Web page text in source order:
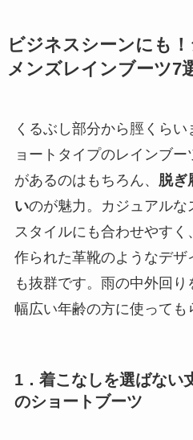
ビジネスシーンにも
メンズレインブーツ7
くるぶし部分から脛くら
ョートタイプのレインブ
があるのはもちろん、 脱ぎ
いのが魅力。カジュアルな
スタイルにも合わせやす
作られた革靴のようなデザ
も抜群です。雨の中外回り
幅広い年齢の方に使っても
1．着こなしを選ばない
のショートブーツ